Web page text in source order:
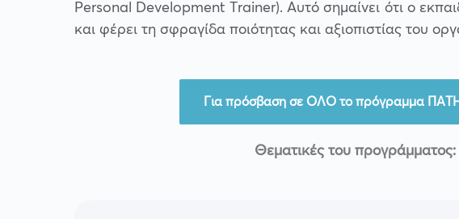
Personal Development Trainer). Αυτό σημαίνει ότι ο
και φέρει τη σφραγίδα ποιότητας και αξιοπιστίας του
Για πρόσβαση σε ΟΛΟ το πρόγραμμα
Θεματικές του προγράμματος: